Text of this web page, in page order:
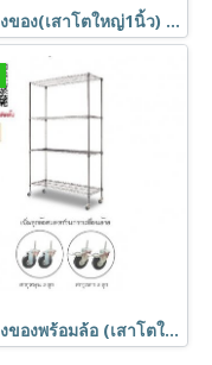
ชั้นวางของ(เสาโตใหญ่1นิ้ว) ชั้นอเนกประสงค์ชุบโครเมี่ยม ชั้นวาง4ชั้น ถอดประกอบได้ Shelf ตรา Happy Move
ชั้นวางของพร้อมล้อ (เสาโตใหญ่1นิ้ว) ชั้นอเนกประสงค์ชุบโครเมี่ยม ชั้นวาง4ชั้น ถอดประกอบได้ Shelf ตรา Happy Move